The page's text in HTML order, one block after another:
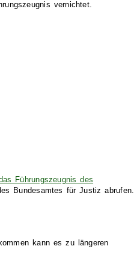
vernichtet.
Führungszeugnis des
Bundesamtes für Justiz abrufen.
kann es zu längeren